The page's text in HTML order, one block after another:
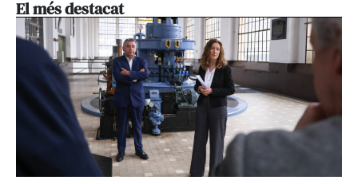
El més destacat